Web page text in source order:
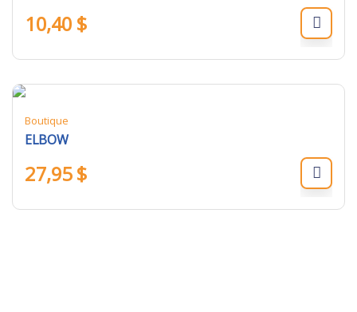
10,40 $
Boutique
ELBOW
27,95$